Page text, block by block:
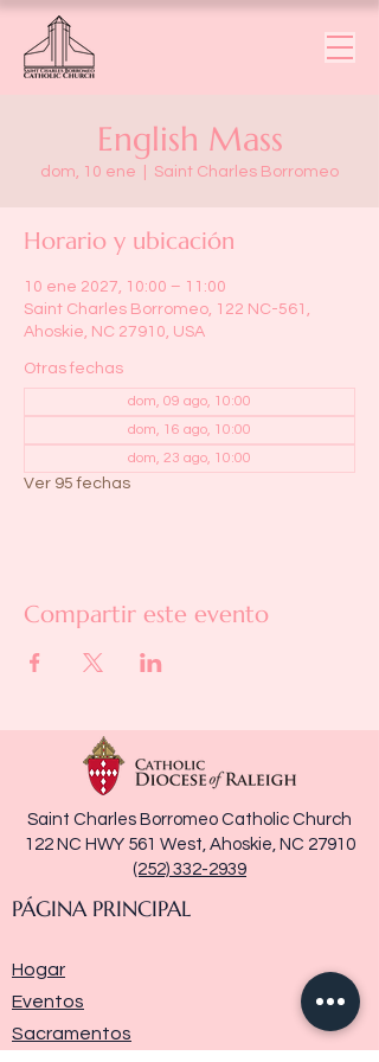
English Mass
dom, 10 ene Saint Charles Borromeo
Horario y ubicación
10 ene 2027, 10:00 – 11:00
Saint Charles Borromeo, 122 NC-561,
Ahoskie, NC 27910, USA
Otras fechas
dom, 09 ago, 10:00
dom, 16 ago, 10:00
dom, 23 ago, 10:00
Ver 95 fechas
Compartir este evento
Saint Charles Borromeo Catholic Church
122 NC HWY 561 West, Ahoskie, NC 27910
(252) 332-2939
PÁGINA PRINCIPAL
Hogar
Eventos
Sacramentos